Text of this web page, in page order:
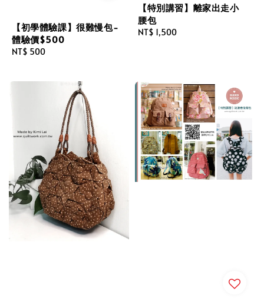
【初學體驗課】很難慢包-
體驗價$500
Regular
NT$ 500
【特別講習】離家出走小
腰包
Regular
NT$ 1,500